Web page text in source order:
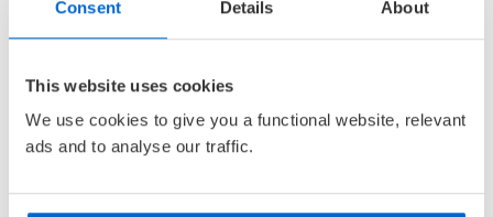
Consent Details About
This website uses cookies
We use cookies to give you a functional website, relevant
ads and to analyse our traffic.
Pris 249,–